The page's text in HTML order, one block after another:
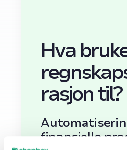
Hva
rasjon til?
finansielle